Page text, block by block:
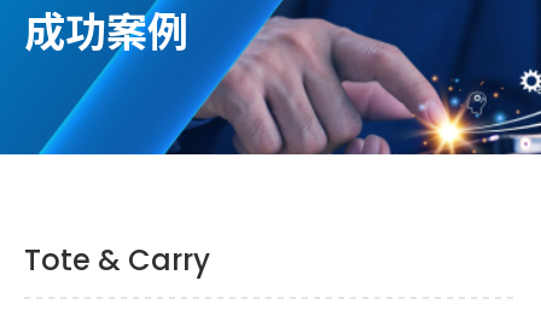
成功案例
Tote & Carry